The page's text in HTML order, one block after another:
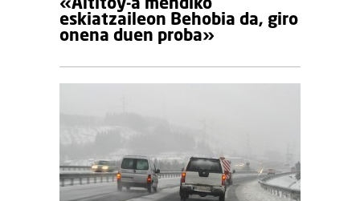
«Altitoy-a mendiko
eskiatzaileon Behobia da, giro
onena duen proba»